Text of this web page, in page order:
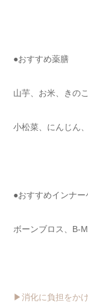
●おすすめ薬膳
山芋、お米、きの
小松菜、にんじん
●おすすめインナー
ボーンブロス、B-
▶︎消化に負担をか